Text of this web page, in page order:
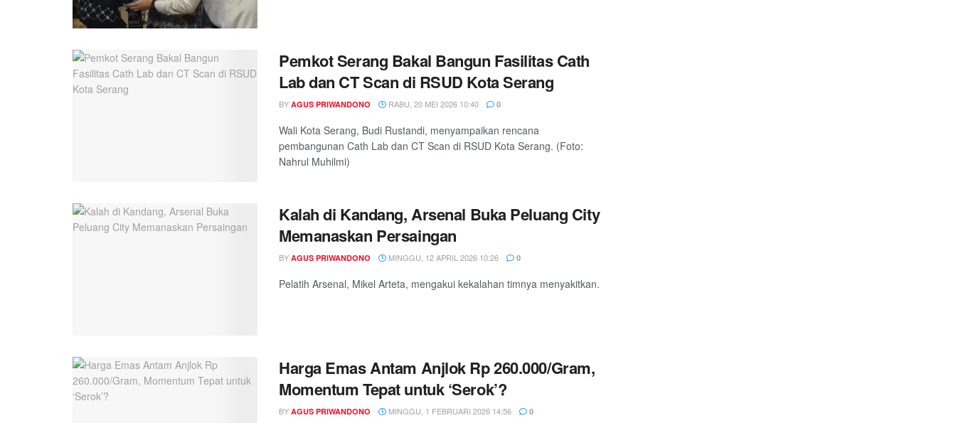
Pemkot Serang Bakal Bangun Fasilitas Cath
Lab dan CT Scan di RSUD Kota Serang
BY AGUS PRIWANDONO RABU, 20 MEI 2026 10:40 0
Wali Kota Serang, Budi Rustandi, menyampaikan rencana
pembangunan Cath Lab dan CT Scan di RSUD Kota Serang. (Foto:
Nahrul Muhilmi)
Kalah di Kandang, Arsenal Buka Peluang City
Memanaskan Persaingan
BY AGUS PRIWANDONO MINGGU, 12 APRIL 2026 10:26 0
Pelatih Arsenal, Mikel Arteta, mengakui kekalahan timnya menyakitkan.
Harga Emas Antam Anjlok Rp 260.000/Gram,
Momentum Tepat untuk ‘Serok’?
BY AGUS PRIWANDONO MINGGU, 1 FEBRUARI 2026 14:56 0